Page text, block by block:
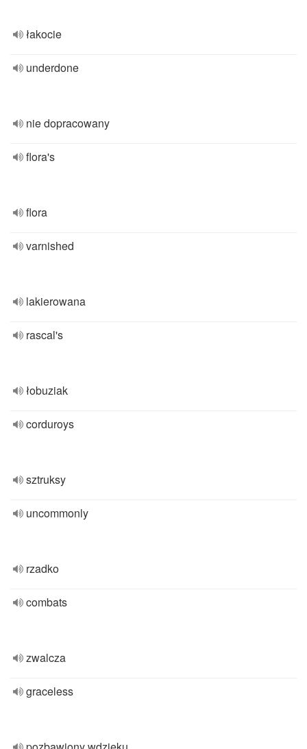
łakocie
underdone
nie dopracowany
flora's
flora
varnished
lakierowana
rascal's
łobuziak
corduroys
sztruksy
uncommonly
rzadko
combats
zwalcza
graceless